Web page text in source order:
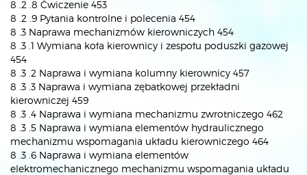
8 .2 .8 Ćwiczenie 453
8 .2 .9 Pytania kontrolne i polecenia 454
8 .3 Naprawa mechanizmów kierowniczych 454
8 .3 .1 Wymiana koła kierownicy i zespołu poduszki gazowej
454
8 .3 .2 Naprawa i wymiana kolumny kierownicy 457
8 .3 .3 Naprawa i wymiana zębatkowej przekładni
kierowniczej 459
8 .3 .4 Naprawa i wymiana mechanizmu zwrotniczego 462
8 .3 .5 Naprawa i wymiana elementów hydraulicznego
mechanizmu wspomagania układu kierowniczego 464
8 .3 .6 Naprawa i wymiana elementów
elektromechanicznego mechanizmu wspomagania układu